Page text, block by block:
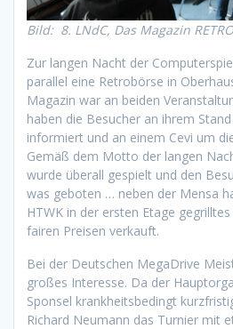
Bild: 8. LNdC, Das Magazin
Zur langen Nacht der
parallel eine Retrobörse in
Magazin war an beiden
haben die Besucher an ihrem
informiert und an einem Cevi um
Gemäß dem Motto der langen
wurde überall gespielt und den
was geboten … neben der Mensa
HTWK in der ersten Etage
fairen Preisen verkauft.
Bei der Deutschen MegaDrive
großes Interesse. Da der
Sponsel krankheitsbedingt
Richard Neumann das Turnier mit